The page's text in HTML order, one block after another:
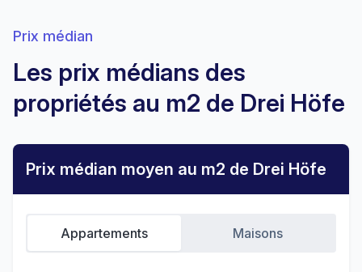
Prix médian
Les prix médians des
propriétés au m2 de Drei Höfe
Prix médian moyen au m2 de Drei Höfe
Appartements Maisons